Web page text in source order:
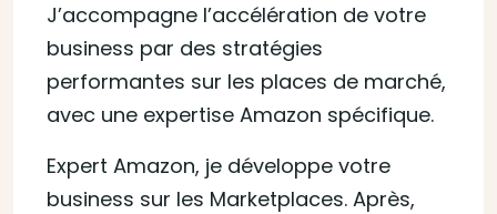
J’accompagne l’accélération de votre
business par des stratégies
performantes sur les places de marché,
avec une expertise Amazon spécifique.
Expert Amazon, je développe votre
business sur les Marketplaces. Après,